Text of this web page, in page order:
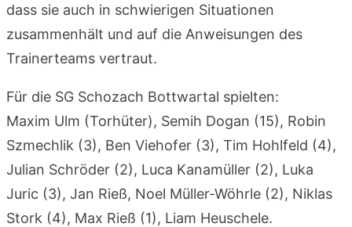
dass sie auch in schwierigen Situationen
zusammenhält und auf die Anweisungen des
Trainerteams vertraut.
Für die SG Schozach Bottwartal spielten:
Maxim Ulm (Torhüter), Semih Dogan (15), Robin
Szmechlik (3), Ben Viehofer (3), Tim Hohlfeld (4),
Julian Schröder (2), Luca Kanamüller (2), Luka
Juric (3), Jan Rieß, Noel Müller-Wöhrle (2), Niklas
Stork (4), Max Rieß (1), Liam Heuschele.